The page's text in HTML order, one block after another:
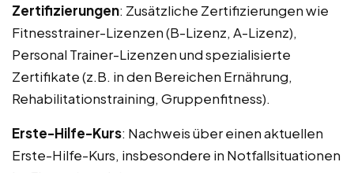
Zertifizierungen: Zusätzliche Zertifizierungen wie
Fitnesstrainer-Lizenzen (B-Lizenz, A-Lizenz),
Personal Trainer-Lizenzen und spezialisierte
Zertifikate (z.B. in den Bereichen Ernährung,
Rehabilitationstraining, Gruppenfitness).
Erste-Hilfe-Kurs: Nachweis über einen aktuellen
Erste-Hilfe-Kurs, insbesondere in Notfallsituationen